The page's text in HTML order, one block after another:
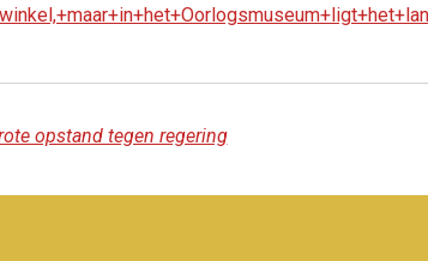
opstand tegen regering